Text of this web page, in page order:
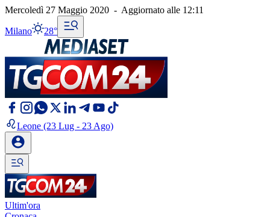
Mercoledì 27 Maggio 2020 - Aggiornato alle 12:11
Milano 28°
Leone (23 Lug - 23 Ago)
Ultim'ora